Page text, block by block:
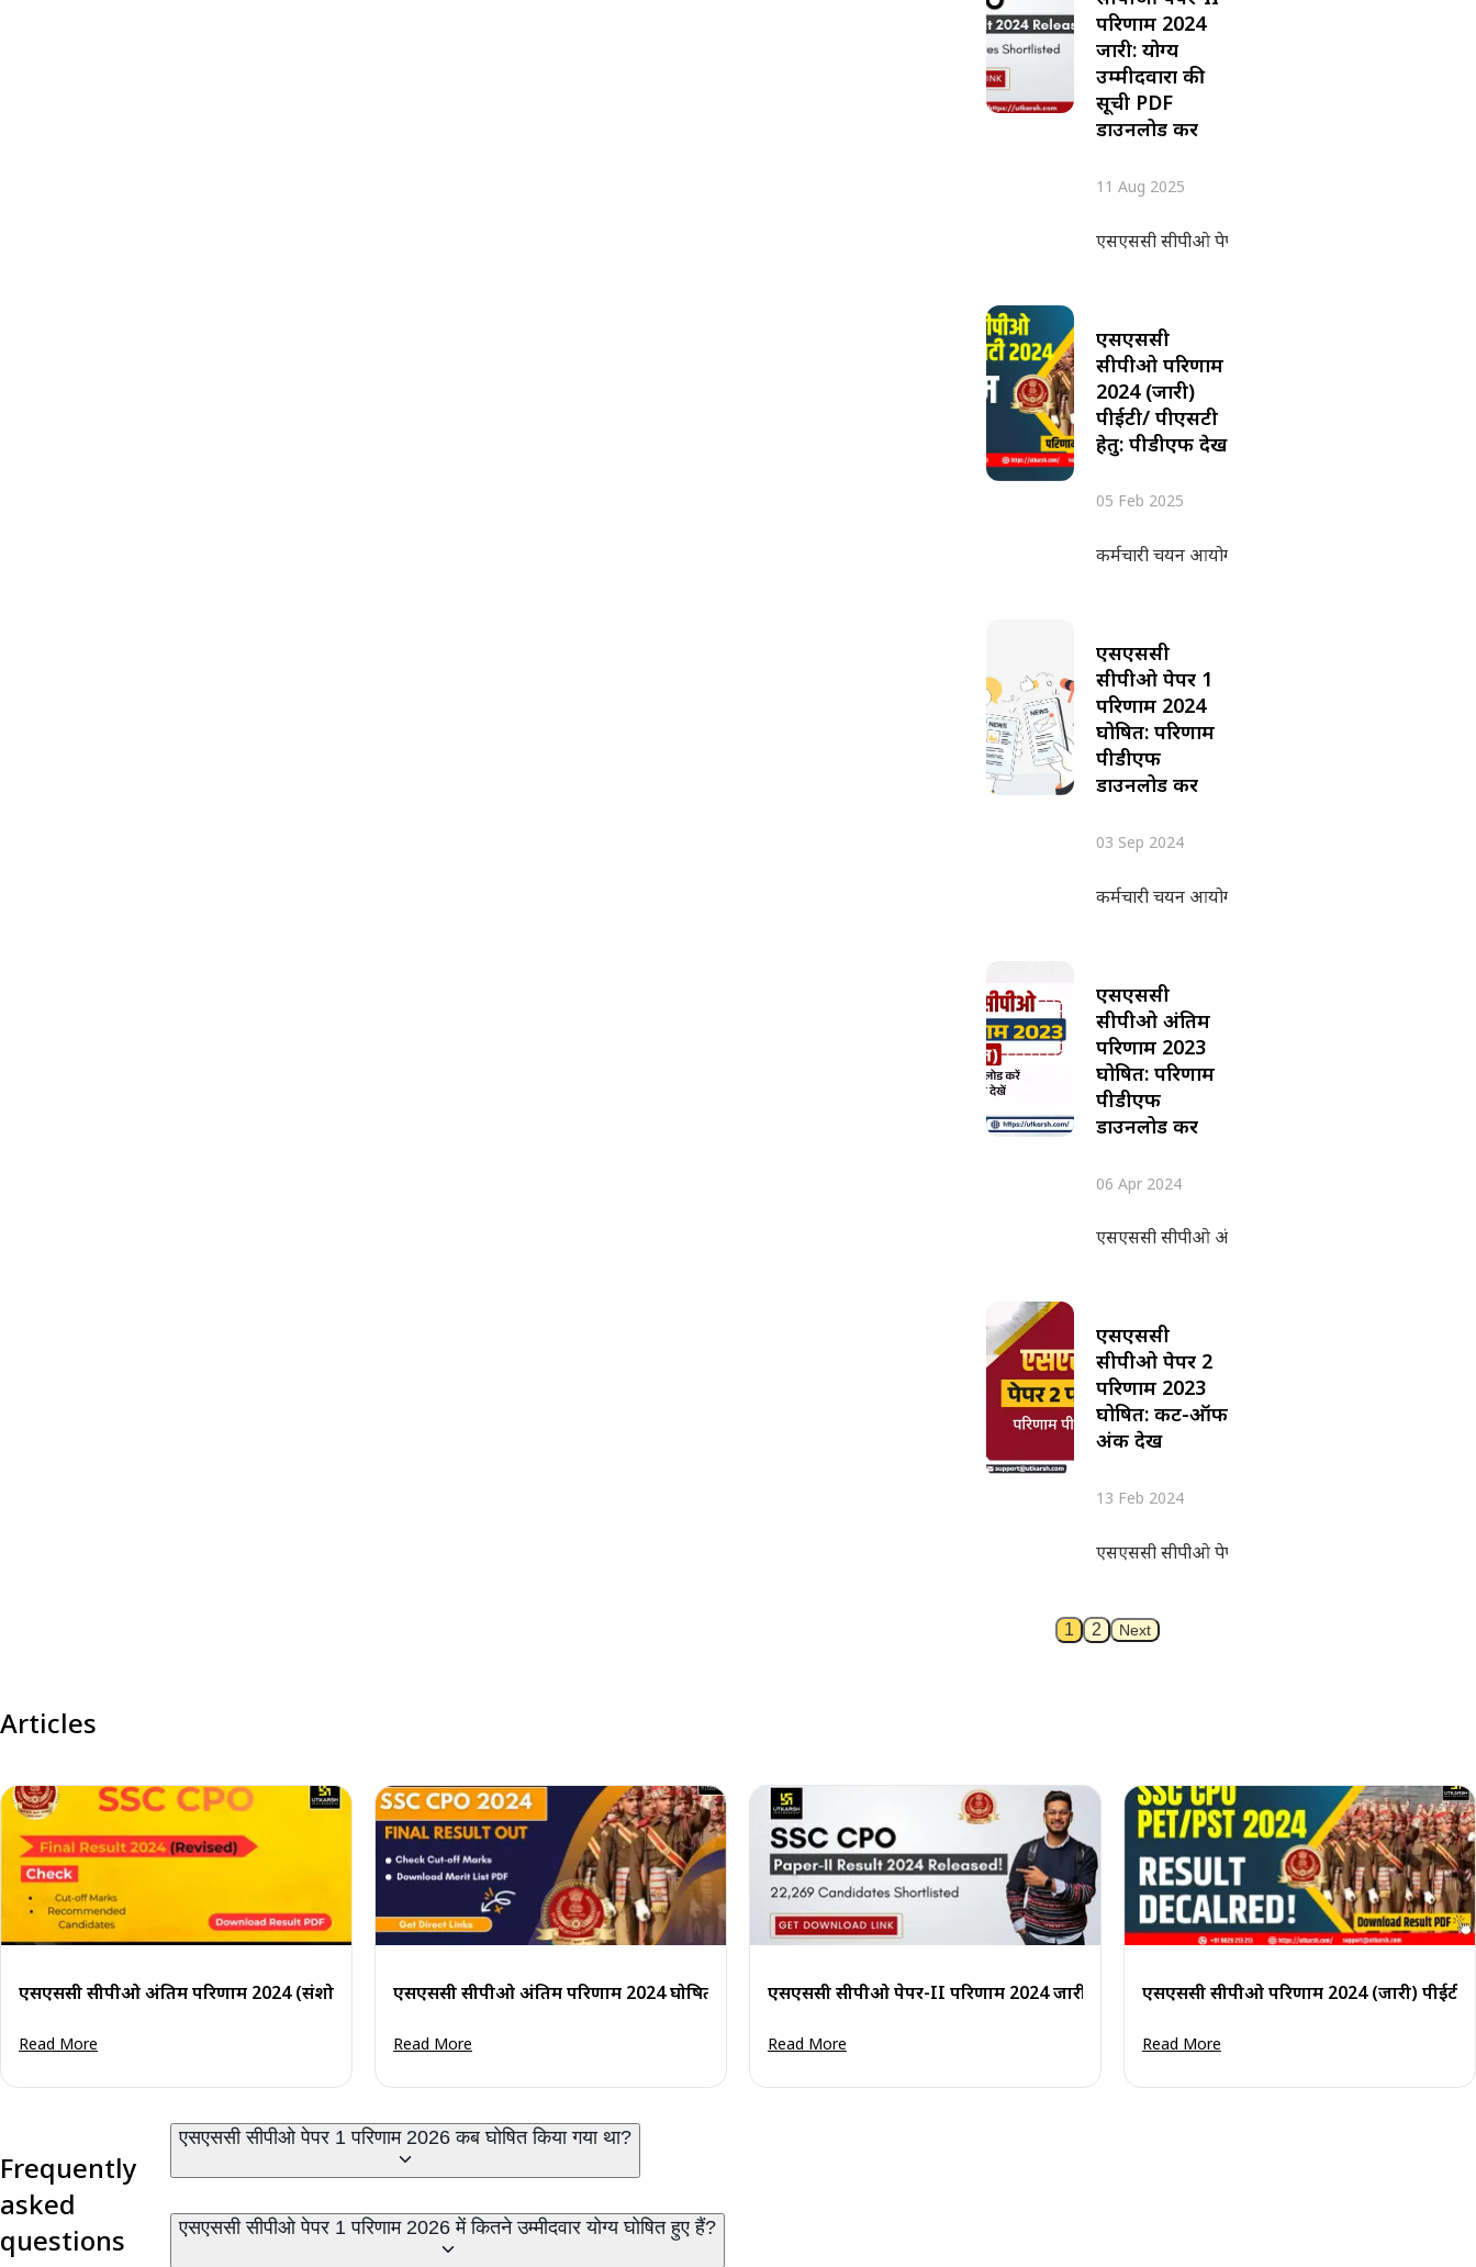
परिणाम 2024
जारी: योग्य
उम्मीदवारों की
सूची PDF
डाउनलोड करें
11 Aug 2025
एसएससी सीपीओ पेपर-II का परिणाम, 08 अगस्त 2025 को
एसएससी
सीपीओ परिणाम
2024 (जारी)
पीईटी/ पीएसटी
हेतु: पीडीएफ देखें
05 Feb 2025
कर्मचारी चयन आयोग ने 3 फरवरी 2025 को शारीरिक मानक
एसएससी
सीपीओ पेपर 1
परिणाम 2024
घोषित: परिणाम
पीडीएफ
डाउनलोड करें
03 Sep 2024
कर्मचारी चयन आयोग ने 2 सितंबर 2024 को एसएससी
एसएससी
सीपीओ अंतिम
परिणाम 2023
घोषित: परिणाम
पीडीएफ
डाउनलोड करें
06 Apr 2024
एसएससी सीपीओ अंतिम परिणाम 2023 कर्मचारी चयन
एसएससी
सीपीओ पेपर 2
परिणाम 2023
घोषित: कट-ऑफ
अंक देखें
13 Feb 2024
एसएससी सीपीओ पेपर 2 परिणाम कर्मचारी चयन आयोग
1 2 Next
Articles
एसएससी सीपीओ अंतिम परिणाम 2024 (संशोधित): कट-ऑफ अंक और परिणाम पीडीएफ देखें
Read More
एसएससी सीपीओ अंतिम परिणाम 2024 घोषित: मेरिट सूची और कट-ऑफ पीडीएफ डाउनलोड करें
Read More
एसएससी सीपीओ पेपर-II परिणाम 2024 जारी: योग्य उम्मीदवारों की सूची PDF डाउनलोड करें
Read More
एसएससी सीपीओ परिणाम 2024 (जारी)
Read More
Frequently
asked
questions
एसएससी सीपीओ पेपर 1 परिणाम 2026 कब घोषित किया गया था?
एसएससी सीपीओ पेपर 1 परिणाम 2026 में कितने उम्मीदवार योग्य घोषित हुए हैं?